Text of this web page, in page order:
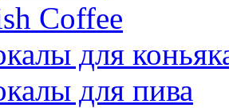
Coffee
для
для пива